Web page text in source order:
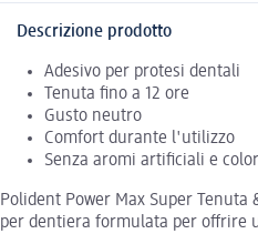
Descrizione prodotto
Adesivo per protesi dentali
Tenuta fino a 12 ore
Gusto neutro
Comfort durante l'utilizzo
Senza aromi artificiali e
Polident Power Max Super Tenuta
per dentiera formulata per offrire